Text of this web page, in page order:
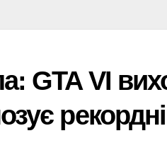
GTA VI